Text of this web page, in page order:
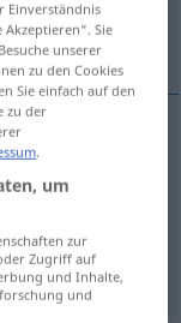
Einverständnis
Sie
unserer
zu den Cookies
Sie einfach auf den
zu der
.
um
zur
Zugriff auf
und Inhalte,
und